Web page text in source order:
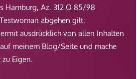
Hamburg, Az. 312 O 85/98
abgehen gilt:
ausdrücklich von allen Inhalten
meinem Blog/Seite und mache
Eigen.